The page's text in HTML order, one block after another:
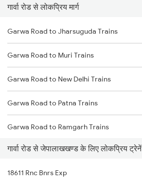
Garwa Road to Muri Trains
Japla to Mughal Sarai Trains
Japla to Soe Trains
Japla to Sambalpur Trains
Japla to Varanasi Trains
Japla to Chhipadohar Trains
Japla to Chandrapura Trains
Japla to Jharsuguda Trains
Japla to Kajrat Nawadih Trains
गार्वा रोड से लोकप्रिय मार्ग
Garwa Road to Jharsuguda Trains
Garwa Road to Muri Trains
Garwa Road to New Delhi Trains
Garwa Road to Patna Trains
Garwa Road to Ramgarh Trains
Garwa Road to Ratlam Trains
Garwa Road to Sambalpur Trains
गार्वा रोड से जेपालाखखण्ड के लिए लोकप्रिय ट्रेनें
18611 Rnc Bnrs Exp